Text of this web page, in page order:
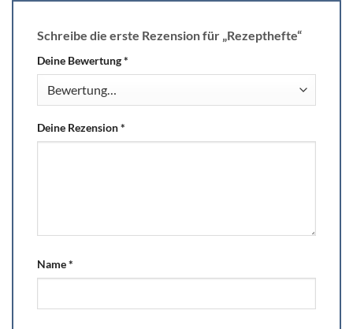
Schreibe die erste Rezension für „Rezepthefte“
Deine Bewertung*
Deine Rezension*
Name*